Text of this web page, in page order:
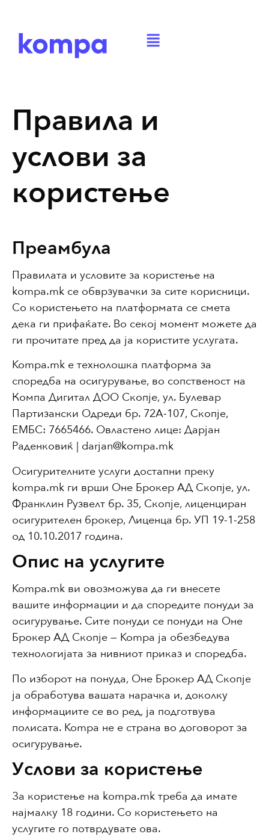
Правила и
услови за
користење
Преамбула
Правилата и условите за користење на
kompa.mk се обврзувачки за сите корисници.
Со користењето на платформата се смета
дека ги прифаќате. Во секој момент можете да
ги прочитате пред да ја користите услугата.
Kompa.mk е технолошка платформа за
споредба на осигурување, во сопственост на
Компа Дигитал ДОО Скопје, ул. Булевар
Партизански Одреди бр. 72А-107, Скопје,
ЕМБС: 7665466. Овластено лице: Дарјан
Раденковиќ | darjan@kompa.mk
Осигурителните услуги достапни преку
kompa.mk ги врши Оне Брокер АД Скопје, ул.
Франклин Рузвелт бр. 35, Скопје, лиценциран
осигурителен брокер, Лиценца бр. УП 19-1-258
од 10.10.2017 година.
Опис на услугите
Kompa.mk ви овозможува да ги внесете
вашите информации и да споредите понуди за
осигурување. Сите понуди се понуди на Оне
Брокер АД Скопје — Kompa ја обезбедува
технологијата за нивниот приказ и споредба.
По изборот на понуда, Оне Брокер АД Скопје
ја обработува вашата нарачка и, доколку
информациите се во ред, ја подготвува
полисата. Kompa не е страна во договорот за
осигурување.
Услови за користење
За користење на kompa.mk треба да имате
најмалку 18 години. Со користењето на
услугите го потврдувате ова.